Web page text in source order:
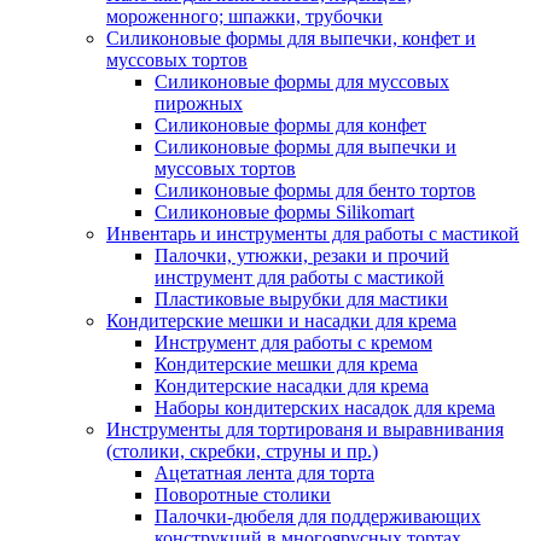
мороженного; шпажки, трубочки
Силиконовые формы для выпечки, конфет и
муссовых тортов
Силиконовые формы для муссовых
пирожных
Силиконовые формы для конфет
Силиконовые формы для выпечки и
муссовых тортов
Силиконовые формы для бенто тортов
Силиконовые формы Silikomart
Инвентарь и инструменты для работы с мастикой
Палочки, утюжки, резаки и прочий
инструмент для работы с мастикой
Пластиковые вырубки для мастики
Кондитерские мешки и насадки для крема
Инструмент для работы с кремом
Кондитерские мешки для крема
Кондитерские насадки для крема
Наборы кондитерских насадок для крема
Инструменты для тортированя и выравнивания
(столики, скребки, струны и пр.)
Ацетатная лента для торта
Поворотные столики
Палочки-дюбеля для поддерживающих